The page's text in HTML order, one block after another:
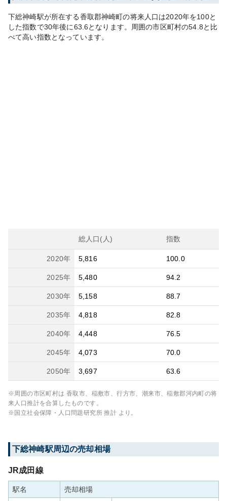
下総神崎駅が所在する香取郡神崎町の将来人口は2020年を100と
した指数で30年後に63.6となります。 周囲の市区町村の54.8と比
べて高い指数となっています。
総人口(人) 指数
2020年 5,816 100.0
2025年 5,480 94.2
2030年 5,158 88.7
2035年 4,818 82.8
2040年 4,448 76.5
2045年 4,073 70.0
2050年 3,697 63.6
※周囲の市区町村は 香取市、稲敷市、行方市、潮来市、稲敷郡河内町の将
来人口推計を合算したものです。
※国立社会保障・人口問題研究所 推計 より。
下総神崎駅周辺の売却相場
JR成田線
駅名 売却相場